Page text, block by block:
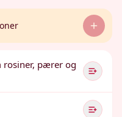
rosiner, pærer og